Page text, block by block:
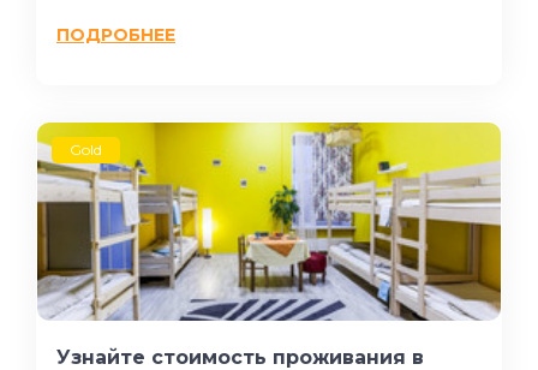
ПОДРОБНЕЕ
Gold
Узнайте стоимость проживания в